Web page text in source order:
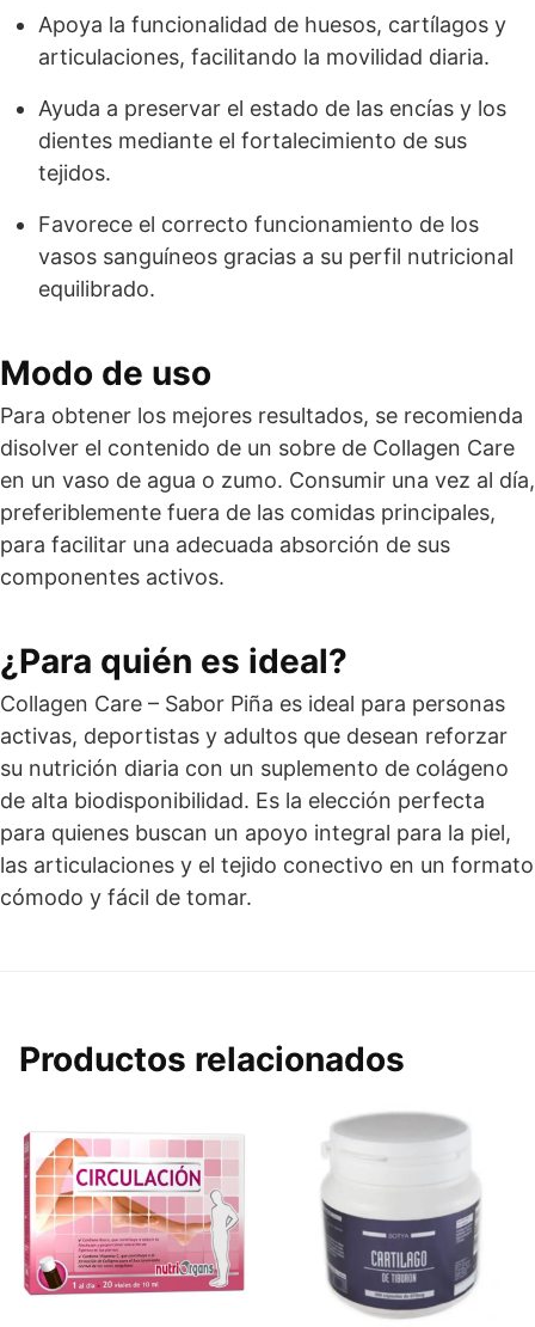
Apoya la funcionalidad de huesos, cartílagos y
articulaciones, facilitando la movilidad diaria.
Ayuda a preservar el estado de las encías y los
dientes mediante el fortalecimiento de sus
tejidos.
Favorece el correcto funcionamiento de los
vasos sanguíneos gracias a su perfil nutricional
equilibrado.
Modo de uso
Para obtener los mejores resultados, se recomienda
disolver el contenido de un sobre de Collagen Care
en un vaso de agua o zumo. Consumir una vez al día,
preferiblemente fuera de las comidas principales,
para facilitar una adecuada absorción de sus
componentes activos.
¿Para quién es ideal?
Collagen Care – Sabor Piña es ideal para personas
activas, deportistas y adultos que desean reforzar
su nutrición diaria con un suplemento de colágeno
de alta biodisponibilidad. Es la elección perfecta
para quienes buscan un apoyo integral para la piel,
las articulaciones y el tejido conectivo en un formato
cómodo y fácil de tomar.
Productos relacionados